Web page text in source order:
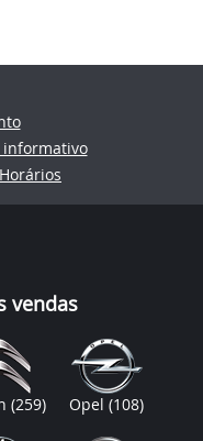
vendas
(259) Opel(108)